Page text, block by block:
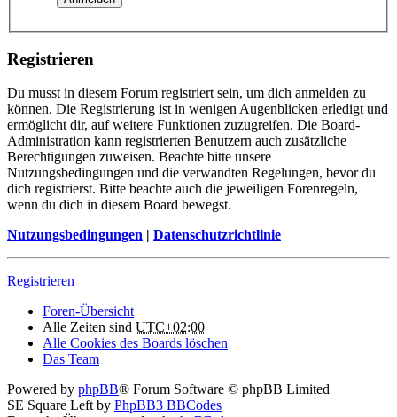
Registrieren
Du musst in diesem Forum registriert sein, um dich anmelden zu
können. Die Registrierung ist in wenigen Augenblicken erledigt und
ermöglicht dir, auf weitere Funktionen zuzugreifen. Die Board-
Administration kann registrierten Benutzern auch zusätzliche
Berechtigungen zuweisen. Beachte bitte unsere
Nutzungsbedingungen und die verwandten Regelungen, bevor du
dich registrierst. Bitte beachte auch die jeweiligen Forenregeln,
wenn du dich in diesem Board bewegst.
Nutzungsbedingungen | Datenschutzrichtlinie
Registrieren
Foren-Übersicht
Alle Zeiten sind UTC+02:00
Alle Cookies des Boards löschen
Das Team
Powered by phpBB® Forum Software © phpBB Limited
SE Square Left by PhpBB3 BBCodes